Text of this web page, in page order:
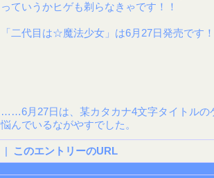
っていうかヒゲも剃らなきゃです！！
「二代目は☆魔法少女」は6月27日発売です
……6月27日は、某カタカナ4文字タイトルの
悩んでいるながやすでした。
| このエントリーのURL